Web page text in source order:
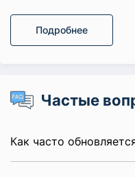
Подробнее
Частые
Как часто